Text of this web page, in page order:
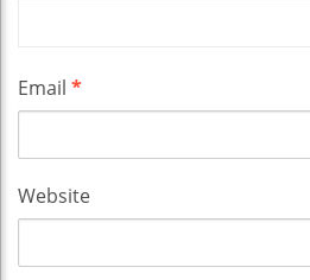
Email *
Website